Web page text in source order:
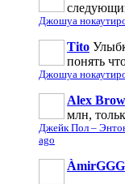
Джошуа
Tito
понять
Джошуа
Alex
млн,
Джейк Пол –
ago